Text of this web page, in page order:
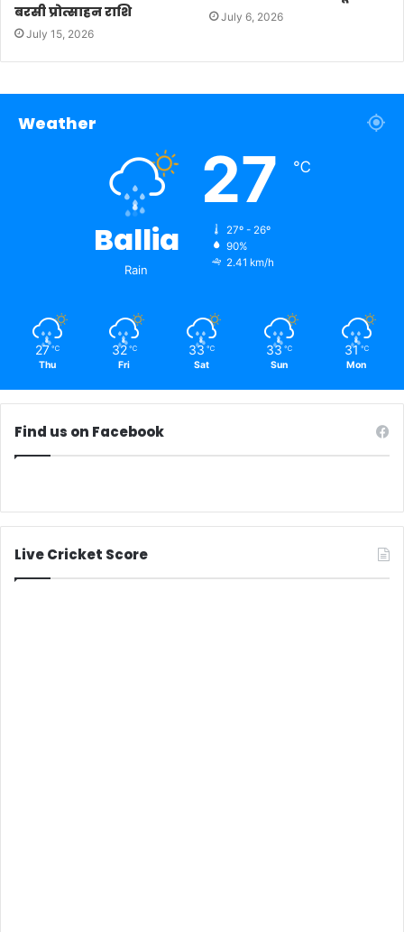
बरसी प्रोत्साहन राशि
July 15, 2026
July 6, 2026
Weather
Ballia
Rain
27 ℃
27º - 26º
90%
2.41 km/h
27 ℃
Thu
32 ℃
Fri
33 ℃
Sat
33 ℃
Sun
31 ℃
Mon
Find us on Facebook
Live Cricket Score